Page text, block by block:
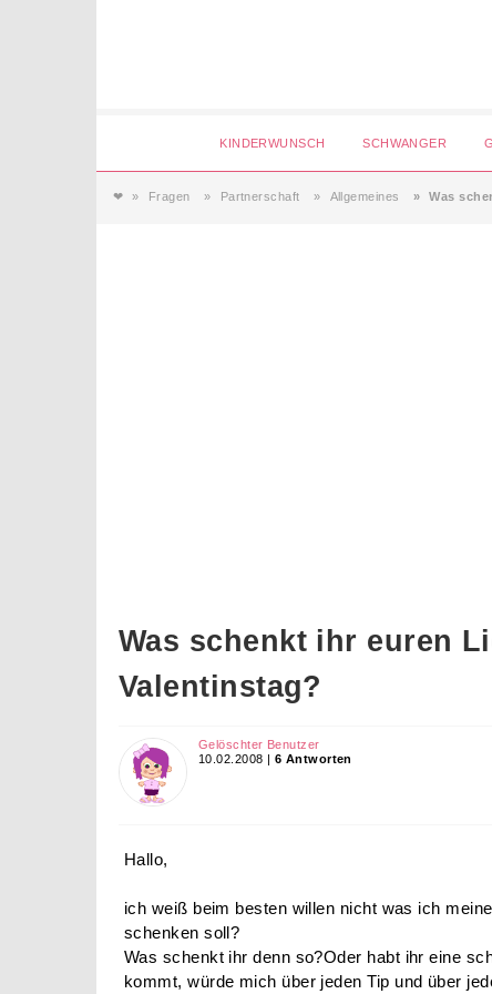
KINDERWUNSCH SCHWANGER
❤ Fragen Partnerschaft Allgemeines Was
Was schenkt ihr euren
Valentinstag?
Gelöschter Benutzer
10.02.2008 | 6 Antworten
Hallo,
ich weiß beim besten willen nicht was ich
schenken soll?
Was schenkt ihr denn so?Oder habt ihr eine
kommt, würde mich über jeden Tip und über